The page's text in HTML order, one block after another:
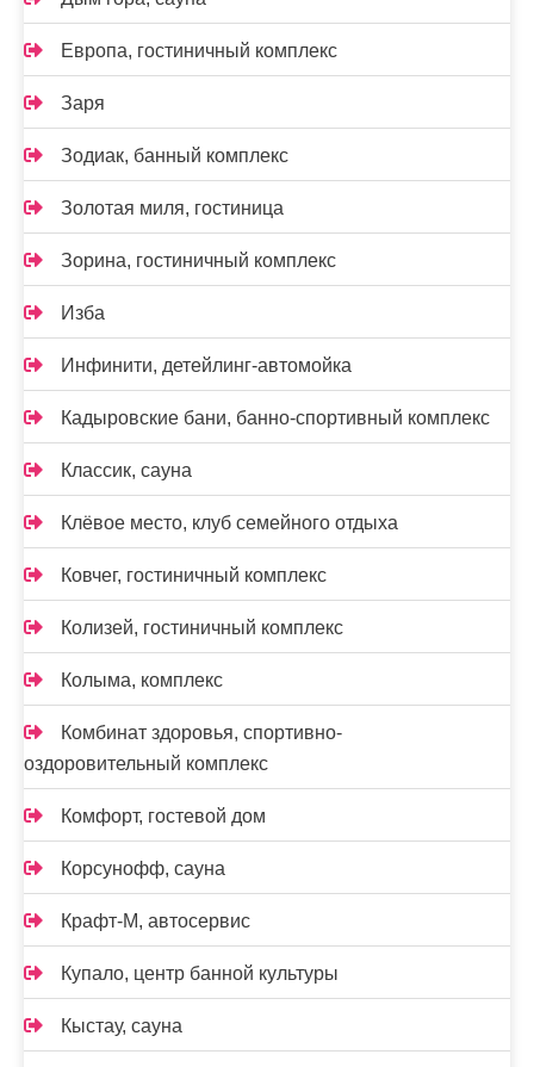
Европа, гостиничный комплекс
Заря
Зодиак, банный комплекс
Золотая миля, гостиница
Зорина, гостиничный комплекс
Изба
Инфинити, детейлинг-автомойка
Кадыровские бани, банно-спортивный комплекс
Классик, сауна
Клёвое место, клуб семейного отдыха
Ковчег, гостиничный комплекс
Колизей, гостиничный комплекс
Колыма, комплекс
Комбинат здоровья, спортивно-
оздоровительный комплекс
Комфорт, гостевой дом
Корсунофф, сауна
Крафт-М, автосервис
Купало, центр банной культуры
Кыстау, сауна